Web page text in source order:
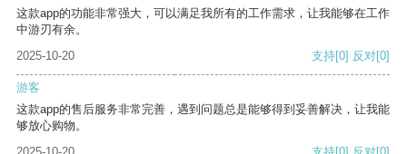
这款app的功能非常强大，可以满足我所有的工作需求，让我能够在工作
中游刃有余。
2025-10-20
支持[0] 反对[0]
游客
这款app的售后服务非常完善，遇到问题总是能够得到妥善解决，让我能
够放心购物。